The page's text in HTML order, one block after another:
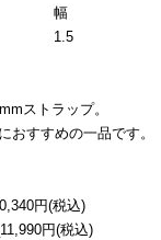
幅
1.5
ストラップ。
おすすめの一品です。
円(税込)
円(税込)